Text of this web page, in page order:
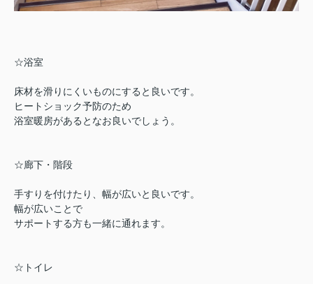
☆浴室
床材を滑りにくいものにすると良いです。
ヒートショック予防のため
浴室暖房があるとなお良いでしょう。
☆廊下・階段
手すりを付けたり、幅が広いと良いです。
幅が広いことで
サポートする方も一緒に通れます。
☆トイレ